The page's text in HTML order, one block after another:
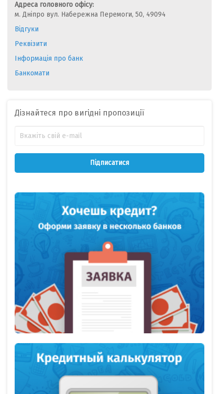
Адреса головного офісу:
м. Дніпро вул. Набережна Перемоги, 50, 49094
Відгуки
Реквізити
Інформація про банк
Банкомати
Дізнайтеся про вигідні пропозиції
Підписатися